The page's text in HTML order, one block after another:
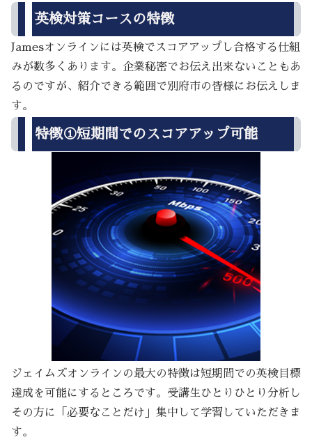
英検対策コースの特徴
Jamesオンラインには英検でスコアアップし合格する仕組
みが数多くあります。企業秘密でお伝え出来ないこともあ
るのですが、紹介できる範囲で別府市の皆様にお伝えしま
す。
特徴①短期間でのスコアアップ可能
ジェイムズオンラインの最大の特徴は短期間での英検目標
達成を可能にするところです。受講生ひとりひとり分析し
その方に「必要なことだけ」集中して学習していただきま
す。